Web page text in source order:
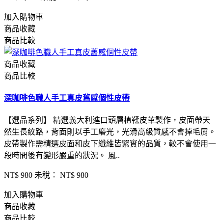
加入購物車
商品收藏
商品比較
商品收藏
商品比較
深咖啡色職人手工真皮舊感個性皮帶
【選品系列】 精選義大利進口頭層植鞣皮革製作，皮面帶天
然生長紋路，背面則以手工磨光，光滑高級質感不會掉毛屑。
皮帶製作需精選皮面和皮下纖維皆緊實的品質，較不會使用一
段時間後有變形嚴重的狀況。 風..
NT$ 980 未稅： NT$ 980
加入購物車
商品收藏